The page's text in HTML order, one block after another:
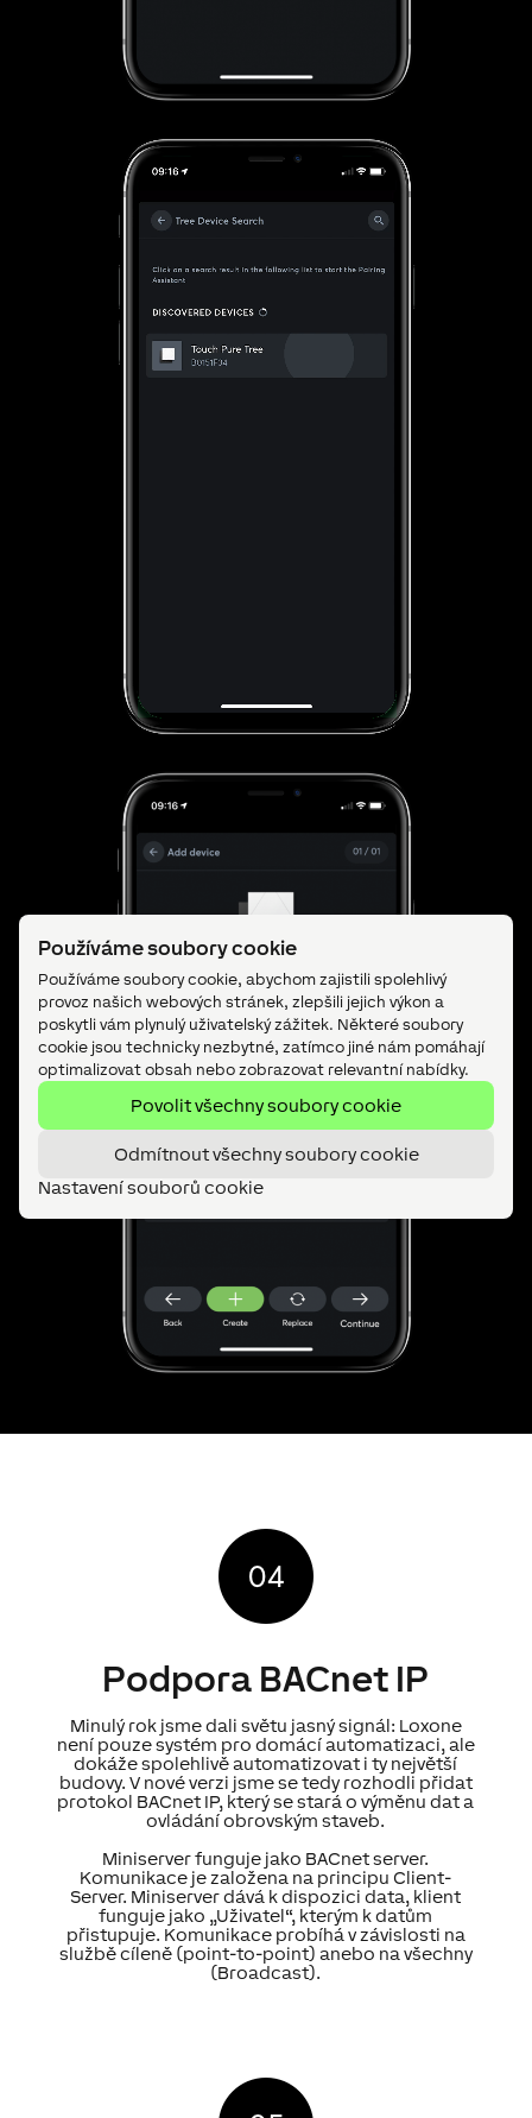
Používáme soubory cookie
Používáme soubory cookie, abychom zajistili spolehlivý
provoz našich webových stránek, zlepšili jejich výkon a
poskytli vám plynulý uživatelský zážitek. Některé soubory
cookie jsou technicky nezbytné, zatímco jiné nám pomáhají
optimalizovat obsah nebo zobrazovat relevantní nabídky.
Povolit všechny soubory cookie
Odmítnout všechny soubory cookie
Nastavení souborů cookie
Podpora BACnet IP
Minulý rok jsme dali světu jasný signál: Loxone
není pouze systém pro domácí automatizaci, ale
dokáže spolehlivě automatizovat i ty největší
budovy. V nové verzi jsme se tedy rozhodli přidat
protokol BACnet IP, který se stará o výměnu dat a
ovládání obrovským staveb.
Miniserver funguje jako BACnet server.
Komunikace je založena na principu Client-
Server. Miniserver dává k dispozici data, klient
funguje jako „Uživatel“, kterým k datům
přistupuje. Komunikace probíhá v závislosti na
službě cíleně (point-to-point) anebo na všechny
(Broadcast).